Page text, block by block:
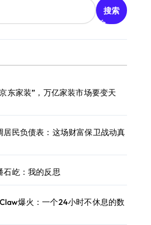
搜索
东家装”，万亿家装市场要变天
居民负债表：这场财富保卫战动真
石屹：我的反思
爆火：一个24小时不休息的数